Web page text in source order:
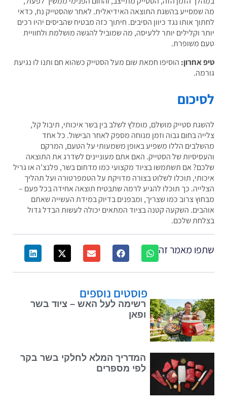
בהשגת התוצאה האידיאלית. לאחר שהסטייק נח, כדאי
אותו נגד כיוון הסיבים. חיתוך כזה מבטיח שהביסים יהיו רכים
וקלילים יותר ללעיסה, מה שמוביל להגשה מושלמת ולחוויית
משופרת.
אחרון:הוסיפו חמאת שום מעל הסטייק כשהוא חם ותנו לו נגיעת
סטייק מושלם, מומלץ לשלב בין בשר איכותי, תיבול קל,
בחום גבוה וזמן מנוחה מספק לאחר הבישול. כל אחד
הללו משפיע באופן משמעותי על הטעם, המרקם
של הסטייק. האם אתם מעוניינים לשדרג את התוצאה
אם תשתמשו בציוד מקצועי כמו מדחום בשר, פלנצ’ה או גריל
תוכלו לשלוט בצורה מדויקת על הטמפרטורה ועל תהליך
כך תוכלו להגיע לרמה שתבטיח תוצאה אחידה בכל פעם –
צרוב כמו שצריך, ומבפנים בדיוק במידת העשייה שאתם
השקעה קטנה בציוד המתאים יכולה לעשות הבדל גדול
שלכם.
מאמר זה
פוסטים נוספים
רשימה לעל האש – ציוד בשר
ופאן
המדריך המלא לחלקי בשר בקר
לפי מספרים